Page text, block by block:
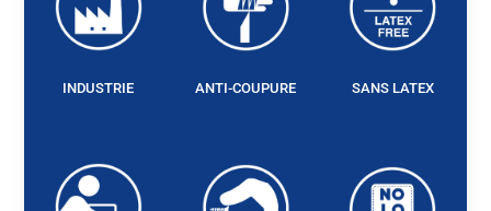
INDUSTRIE ANTI-COUPURE SANS LATEX